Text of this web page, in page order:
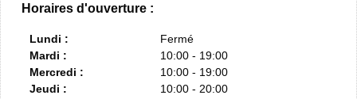
Horaires d'ouverture :
Lundi :
Fermé
Mardi :
10:00 - 19:00
Mercredi :
10:00 - 19:00
Jeudi :
10:00 - 20:00